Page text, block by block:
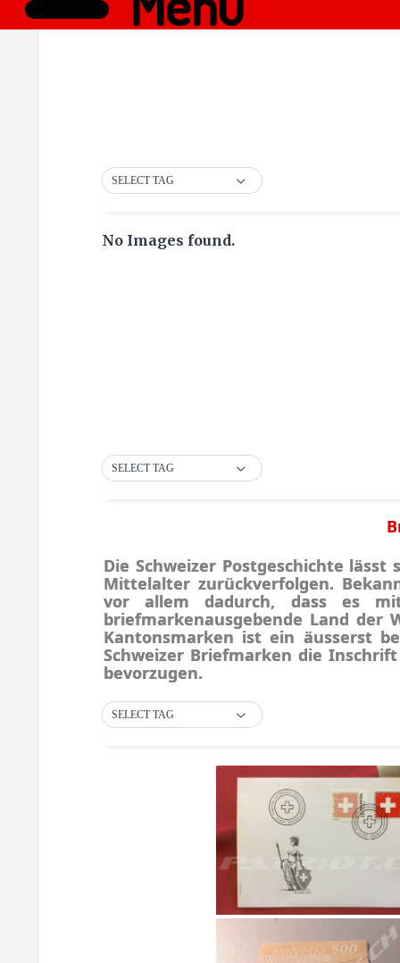
SELECT TAG
No Images found.
SELECT TAG
Die Schweizer Postgeschichte
Mittelalter zurückverfolgen.
vor allem dadurch, dass es
briefmarkenausgebende Land der
Kantonsmarken ist ein äusserst
Schweizer Briefmarken die
bevorzugen.
SELECT TAG